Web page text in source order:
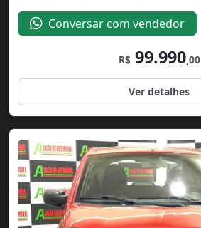
Conversar com vendedor
R$99.990,00
Ver detalhes